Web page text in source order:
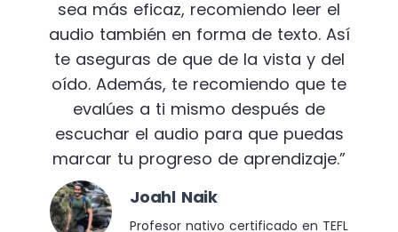
sea más eficaz, recomiendo leer el
audio también en forma de texto. Así
te aseguras de que de la vista y del
oído. Además, te recomiendo que te
evalúes a ti mismo después de
escuchar el audio para que puedas
marcar tu progreso de aprendizaje.”
Joahl Naik
Profesor nativo certificado en TEFL